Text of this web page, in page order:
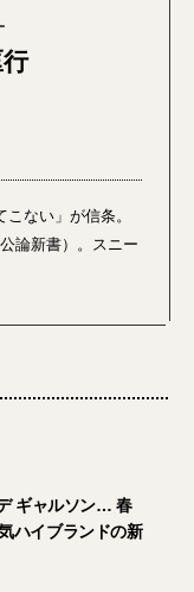
ない」が信条。
論新書）。スニー
ギャルソン… 春
ハイブランドの新